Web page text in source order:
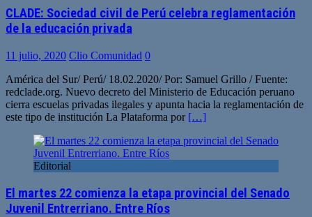
CLADE: Sociedad civil de Perú celebra reglamentación
de la educación privada
11 julio, 2020 Clio Comunidad 0
América del Sur/ Perú/ 18.02.2020/ Por: Samuel Grillo / Fuente:
redclade.org. Nuevo decreto del Ministerio de Educación peruano
cierra escuelas privadas ilegales y apunta hacia la reglamentación de
este tipo de institución La Plataforma por […]
Editorial
El martes 22 comienza la etapa provincial del Senado
Juvenil Entrerriano. Entre Ríos